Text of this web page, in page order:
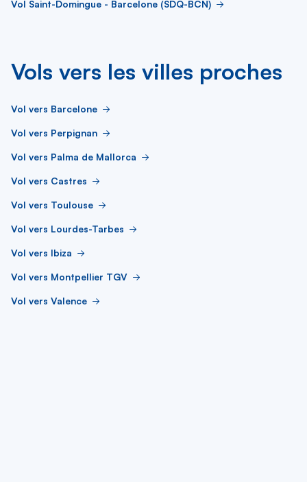
Vol Saint-Domingue - Barcelone (SDQ-BCN)
Vols vers les villes proches
Vol vers Barcelone
Vol vers Perpignan
Vol vers Palma de Mallorca
Vol vers Castres
Vol vers Toulouse
Vol vers Lourdes-Tarbes
Vol vers Ibiza
Vol vers Montpellier TGV
Vol vers Valence